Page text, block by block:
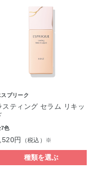
スプリーク
スティング セラム リキッ
7色
円 （税込）※
種類を選ぶ